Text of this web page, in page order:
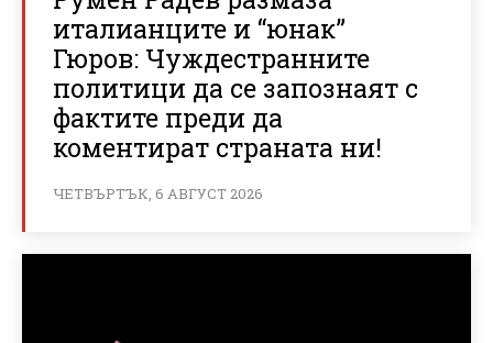
италианците и “юнак”
Гюров: Чуждестранните
политици да се запознаят с
фактите преди да
коментират страната ни!
ЧЕТВЪРТЪК, 6 АВГУСТ 2026